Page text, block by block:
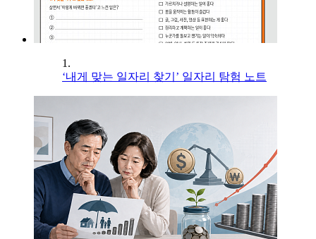
1.
‘내게 맞는 일자리 찾기’ 일자리 탐험 노트